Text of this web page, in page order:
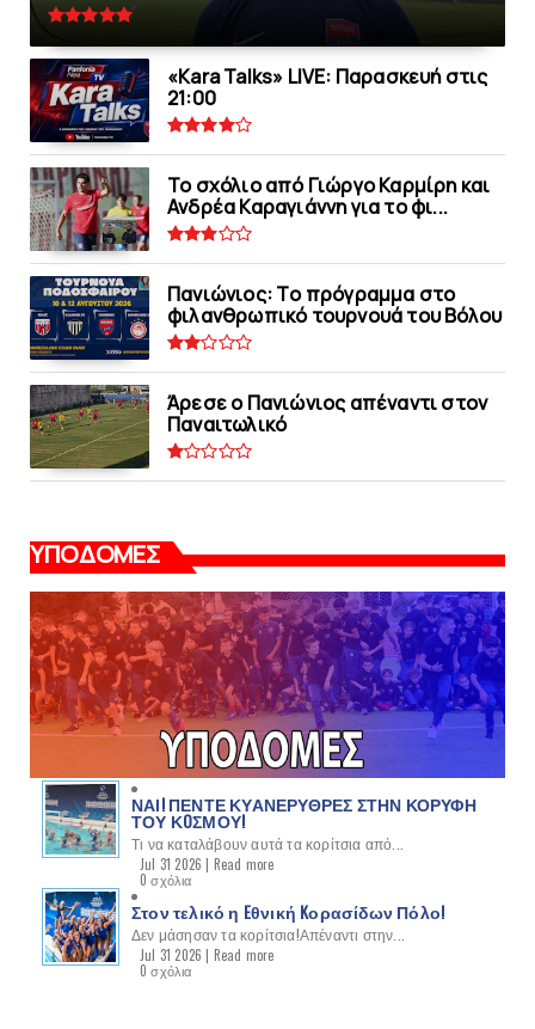
«Kara Talks» LIVE: Παρασκευή στις
21:00
Το σχόλιο από Γιώργο Καρμίρη και
Ανδρέα Καραγιάννη για το φι...
Πανιώνιoς: Tο πρόγραμμα στο
φιλανθρωπικό τουρνουά του Bόλου
Άρεσε ο Πανιώνιος απέναντι στoν
Παναιτωλικό
ΥΠΟΔΟΜΕΣ
ΝΑΙ! ΠΕΝΤΕ ΚΥΑΝΕΡΥΘΡΕΣ ΣΤΗΝ ΚΟΡΥΦΗ
ΤΟΥ ΚOΣΜΟΥ!
Τι να καταλάβουν αυτά τα κορίτσια από...
Jul 31 2026 | Read more
0 σχόλια
Στον τελικό η Eθνική Kορασίδων Πόλο!
Δεν μάσησαν τα κορίτσια!Απέναντι στην...
Jul 31 2026 | Read more
0 σχόλια